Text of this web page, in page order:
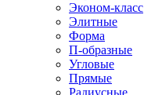
Эконом-класс
Элитные
Форма
П-образные
Угловые
Прямые
Радиусные